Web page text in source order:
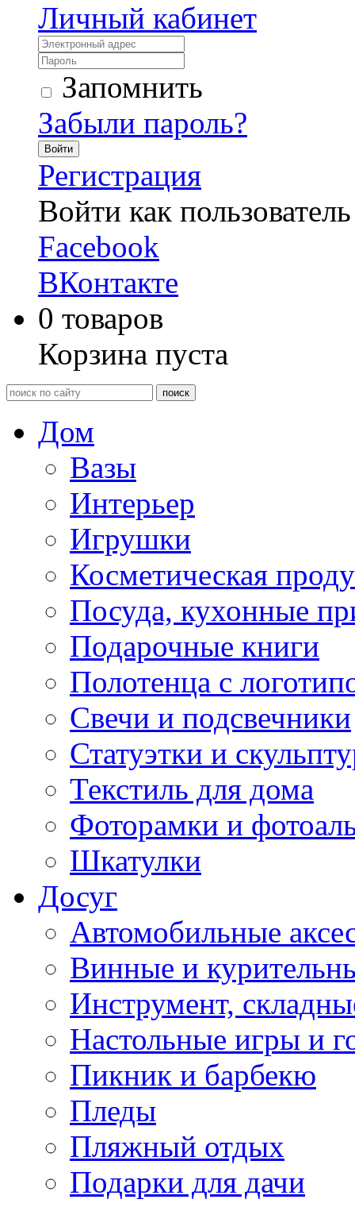
Личный кабинет
Запомнить
Забыли пароль?
Войти
Регистрация
Войти как пользователь
Facebook
ВКонтакте
0 товаров
Корзина пуста
Дом
Вазы
Интерьер
Игрушки
Косметическая
Посуда, кухонные
Подарочные книги
Полотенца с
Свечи и подсвечники
Статуэтки и
Текстиль для дома
Фоторамки и
Шкатулки
Досуг
Автомобильные
Винные и
Инструмент,
Настольные игры и
Пикник и барбекю
Пледы
Пляжный отдых
Подарки для дачи